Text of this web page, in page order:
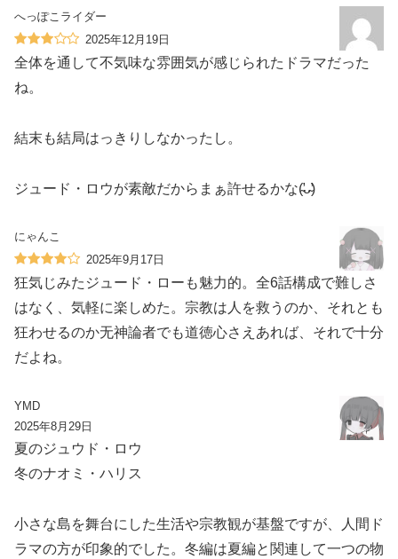
へっぽこライダー
2025年12月19日
全体を通して不気味な雰囲気が感じられたドラマだった
ね。
結末も結局はっきりしなかったし。
ジュード・ロウが素敵だからまぁ許せるかな(̴̛ᴗ̴̛)
にゃんこ
2025年9月17日
狂気じみたジュード・ローも魅力的。全6話構成で難しさ
はなく、気軽に楽しめた。宗教は人を救うのか、それとも
狂わせるのか无神論者でも道徳心さえあれば、それで十分
だよね。
YMD
2025年8月29日
夏のジュウド・ロウ
冬のナオミ・ハリス
小さな島を舞台にした生活や宗教観が基盤ですが、人間ド
ラマの方が印象的でした。冬編は夏編と関連して一つの物